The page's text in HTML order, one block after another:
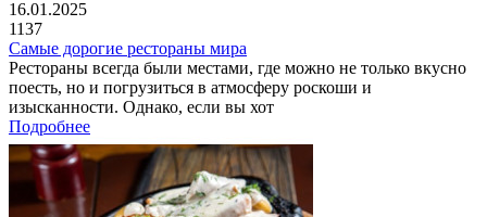
16.01.2025
1137
Самые дорогие рестораны мира
Рестораны всегда были местами, где можно не только вкусно
поесть, но и погрузиться в атмосферу роскоши и
изысканности. Однако, если вы хот
Подробнее